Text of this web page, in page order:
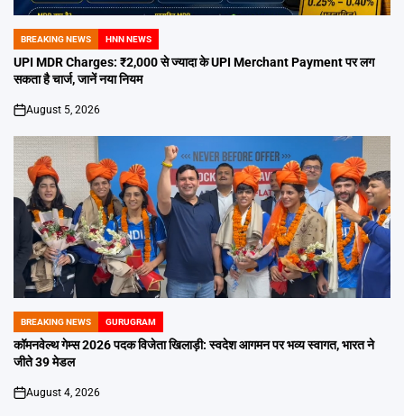
POSTED
IN
BREAKING NEWS HNN NEWS
UPI MDR Charges: ₹2,000 से ज्यादा के UPI Merchant Payment पर लग
सकता है चार्ज, जानें नया नियम
on
August 5, 2026
POSTED
IN
BREAKING NEWS GURUGRAM
कॉमनवेल्थ गेम्स 2026 पदक विजेता खिलाड़ी: स्वदेश आगमन पर भव्य स्वागत, भारत ने
जीते 39 मेडल
on
August 4, 2026